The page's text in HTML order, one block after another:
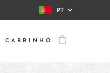
PT
CARRINHO